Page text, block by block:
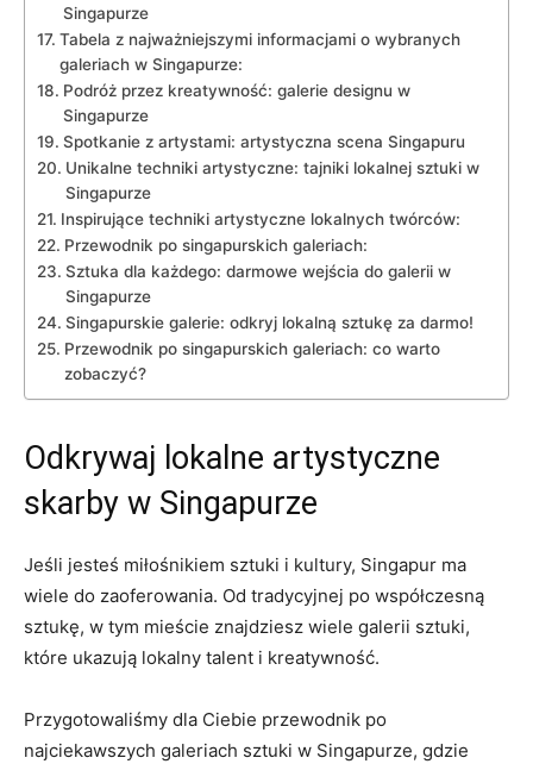
Singapurze
Tabela⁣ z najważniejszymi informacjami o wybranych
galeriach ⁤w Singapurze:
Podróż przez kreatywność:‍ galerie designu w‌
Singapurze
Spotkanie⁢ z ​artystami: artystyczna ⁢scena​ Singapuru
Unikalne techniki artystyczne:⁢ tajniki lokalnej sztuki ⁤w
Singapurze
Inspirujące techniki‌ artystyczne lokalnych⁢ twórców:
Przewodnik po singapurskich galeriach:
Sztuka dla każdego: darmowe wejścia‍ do galerii w
Singapurze
Singapurskie galerie: odkryj⁢ lokalną sztukę za‍ darmo!
Przewodnik po singapurskich galeriach: co warto
⁣zobaczyć?
Odkrywaj lokalne‌ artystyczne
skarby ⁣w Singapurze
Jeśli jesteś miłośnikiem sztuki i ⁣kultury,‌ Singapur ma
⁢wiele do zaoferowania. ​Od ⁢tradycyjnej po‌ współczesną​
sztukę, w tym mieście znajdziesz wiele galerii sztuki,
które ukazują lokalny talent⁤ i kreatywność.
Przygotowaliśmy ⁤dla Ciebie przewodnik po‍
najciekawszych galeriach ⁢sztuki w Singapurze,‌ gdzie